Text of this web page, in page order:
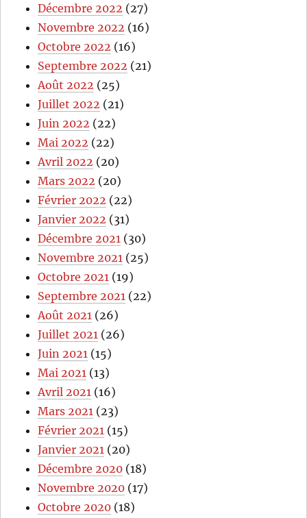
Décembre 2022 (27)
Novembre 2022 (16)
Octobre 2022 (16)
Septembre 2022 (21)
Août 2022 (25)
Juillet 2022 (21)
Juin 2022 (22)
Mai 2022 (22)
Avril 2022 (20)
Mars 2022 (20)
Février 2022 (22)
Janvier 2022 (31)
Décembre 2021 (30)
Novembre 2021 (25)
Octobre 2021 (19)
Septembre 2021 (22)
Août 2021 (26)
Juillet 2021 (26)
Juin 2021 (15)
Mai 2021 (13)
Avril 2021 (16)
Mars 2021 (23)
Février 2021 (15)
Janvier 2021 (20)
Décembre 2020 (18)
Novembre 2020 (17)
Octobre 2020 (18)